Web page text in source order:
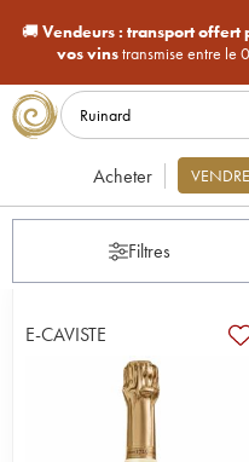
🚚Vendeurs : transport offert
vos vinstransmise entre le
Acheter VENDRE
Filtres
E-CAVISTE